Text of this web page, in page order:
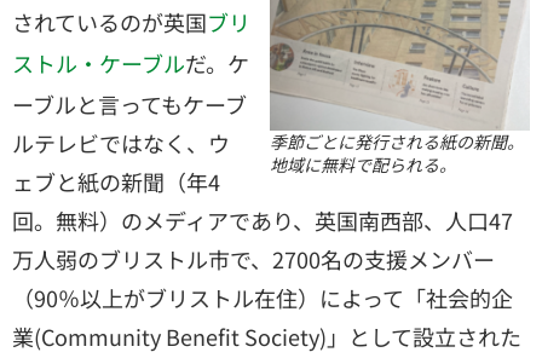
季節ごとに発行される紙の新聞。
地域に無料で配られる。
されているのが英国ブリ
ストル・ケーブルだ。ケ
ーブルと言ってもケーブ
ルテレビではなく、ウ
ェブと紙の新聞（年4
回。無料）のメディアであり、英国南西部、人口47
万人弱のブリストル市で、2700名の支援メンバー
（90％以上がブリストル在住）によって「社会的企
業(Community Benefit Society)」として設立された